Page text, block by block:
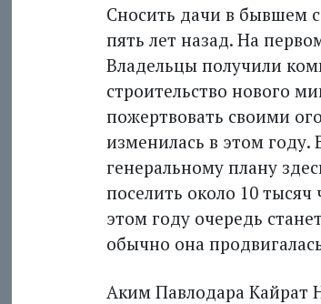
Сносить дачи в бывшем
пять лет назад. На
Владельцы получили
строительство нового
пожертвовать своими
изменилась в этом году.
генеральному плану
поселить около 10
этом году очередь
обычно она
Аким Павлодара Кайрат